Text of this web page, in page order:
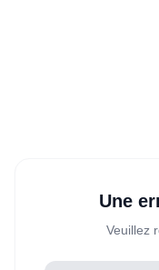
Une
Veuillez